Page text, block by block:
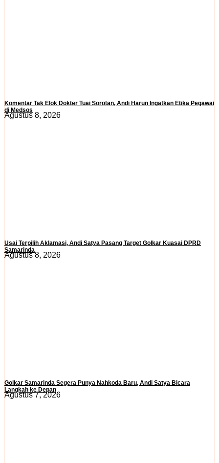
Komentar Tak Elok Dokter Tuai Sorotan, Andi Harun Ingatkan Etika Pegawai
di Medsos
Agustus 8, 2026
Usai Terpilih Aklamasi, Andi Satya Pasang Target Golkar Kuasai DPRD
Samarinda
Agustus 8, 2026
Golkar Samarinda Segera Punya Nahkoda Baru, Andi Satya Bicara
Langkah ke Depan
Agustus 7, 2026